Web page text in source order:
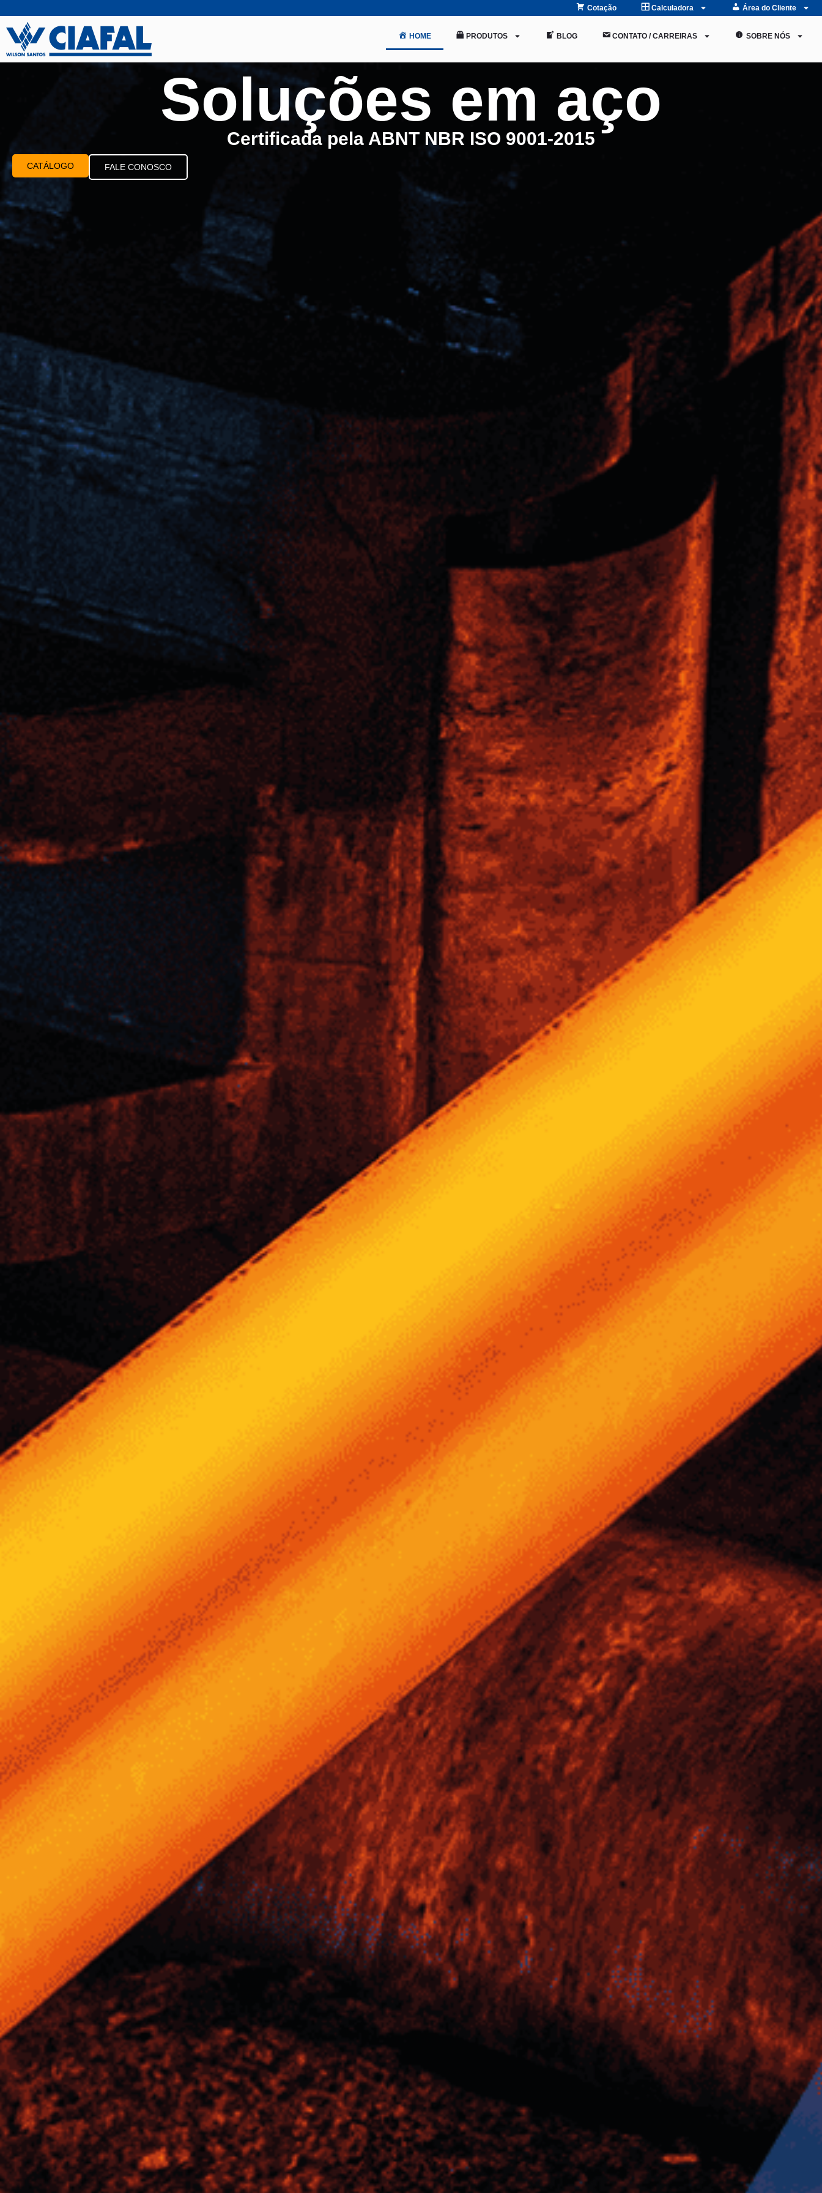
Cotação Calculadora Área do Cliente
HOME PRODUTOS BLOG CONTATO / CARREIRAS SOBRE NÓS
Soluções em aço
Certificada pela ABNT NBR ISO 9001-2015
CATÁLOGO FALE CONOSCO